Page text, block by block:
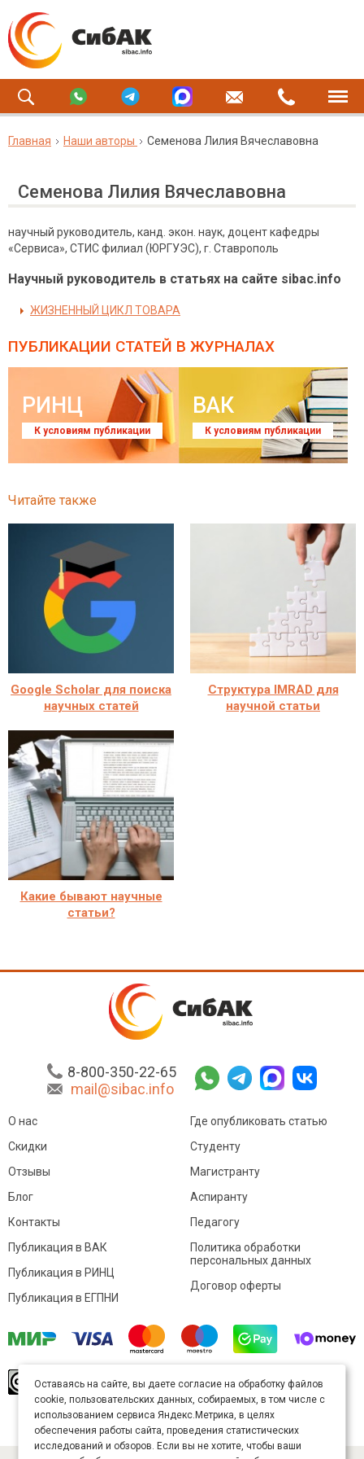
Главная Наши авторы Семенова Лилия Вячеславовна
Семенова Лилия Вячеславовна
научный руководитель, канд. экон. наук, доцент кафедры
«Сервиса», СТИС филиал (ЮРГУЭС), г. Ставрополь
Научный руководитель в статьях на сайте sibac.info
ЖИЗНЕННЫЙ ЦИКЛ ТОВАРА
ПУБЛИКАЦИИ СТАТЕЙ В ЖУРНАЛАХ
РИНЦ
К условиям публикации
ВАК
К условиям публикации
Читайте также
Google Scholar для поиска
научных статей
Структура IMRAD для
научной статьи
Какие бывают научные
статьи?
8-800-350-22-65
mail@sibac.info
О нас
Скидки
Отзывы
Блог
Контакты
Где опубликовать статью
Студенту
Магистранту
Аспиранту
Педагогу
Публикация в ВАК
Публикация в РИНЦ
Публикация в ЕГПНИ
Политика обработки
персональных данных
Договор оферты
произведение доступно полицензии Creative
Commons «Attribution» («Атрибуция») 4.0
Непортированная.
Карта сайта
Оставаясь на сайте, вы даете согласие на обработку файлов
cookie, пользовательских данных, собираемых, в том числе с
использованием сервиса Яндекс.Метрика, в целях
обеспечения работы сайта, проведения статистических
исследований и обзоров. Если вы не хотите, чтобы ваши